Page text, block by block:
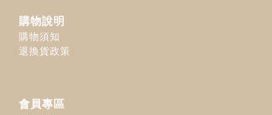
購物說明
購物須知
退換貨政策
會員專區